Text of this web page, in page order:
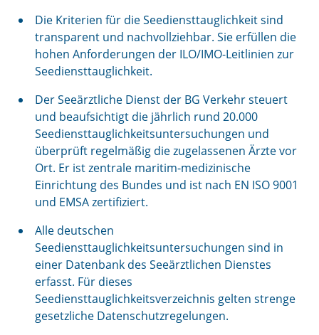
Die Kriterien für die Seediensttauglichkeit sind
transparent und nachvollziehbar. Sie erfüllen die
hohen Anforderungen der ILO/IMO-Leitlinien zur
Seediensttauglichkeit.
Der Seeärztliche Dienst der BG Verkehr steuert
und beaufsichtigt die jährlich rund 20.000
Seediensttauglichkeitsuntersuchungen und
überprüft regelmäßig die zugelassenen Ärzte vor
Ort. Er ist zentrale maritim-medizinische
Einrichtung des Bundes und ist nach EN ISO 9001
und EMSA zertifiziert.
Alle deutschen
Seediensttauglichkeitsuntersuchungen sind in
einer Datenbank des Seeärztlichen Dienstes
erfasst. Für dieses
Seediensttauglichkeitsverzeichnis gelten strenge
gesetzliche Datenschutzregelungen.